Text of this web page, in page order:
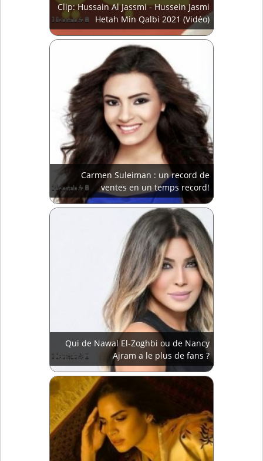
Clip: Hussain Al Jassmi - Hussein Jasmi
Hetah Min Qalbi 2021 (Vidéo)
Carmen Suleiman : un record de
ventes en un temps record!
Qui de Nawal El-Zoghbi ou de Nancy
Ajram a le plus de fans ?